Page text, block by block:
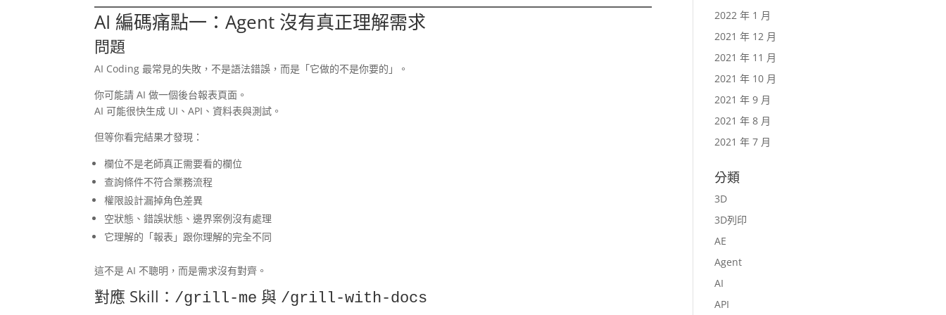
AI 編碼痛點一：Agent 沒有真正理解需求
問題
AI Coding 最常見的失敗，不是語法錯誤，而是「它做的不是你要的」。
你可能請 AI 做一個後台報表頁面。
AI 可能很快生成 UI、API、資料表與測試。
但等你看完結果才發現：
欄位不是老師真正需要看的欄位
查詢條件不符合業務流程
權限設計漏掉角色差異
空狀態、錯誤狀態、邊界案例沒有處理
它理解的「報表」跟你理解的完全不同
這不是 AI 不聰明，而是需求沒有對齊。
對應 Skill： /grill-me 與 /grill-with-docs
2022 年 1 月
2021 年 12 月
2021 年 11 月
2021 年 10 月
2021 年 9 月
2021 年 8 月
2021 年 7 月
分類
3D
3D列印
AE
Agent
AI
API